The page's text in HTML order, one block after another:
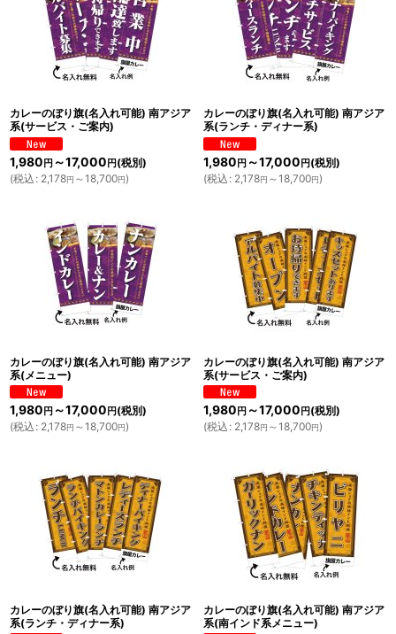
カレーのぼり旗(名入れ可能) 南アジア
系(サービス・ご案内)
1,980 円 ～17,000 円 (税別)
(税込 : 2,178円 ～18,700円)
カレーのぼり旗(名入れ可能) 南アジア
系(ランチ・ディナー系)
1,980 円 ～17,000 円 (税別)
(税込 : 2,178円 ～18,700円)
カレーのぼり旗(名入れ可能) 南アジア
系(メニュー)
1,980 円 ～17,000 円 (税別)
(税込 : 2,178円 ～18,700円)
カレーのぼり旗(名入れ可能) 南アジア
系(サービス・ご案内)
1,980 円 ～17,000 円 (税別)
(税込 : 2,178円 ～18,700円)
カレーのぼり旗(名入れ可能) 南アジア
系(ランチ・ディナー系)
カレーのぼり旗(名入れ可能) 南アジア
系(南インド系メニュー)